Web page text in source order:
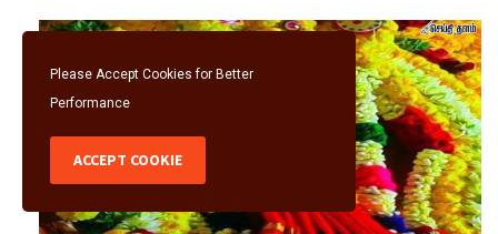
Please Accept Cookies for Better
Performance
ACCEPT COOKIE